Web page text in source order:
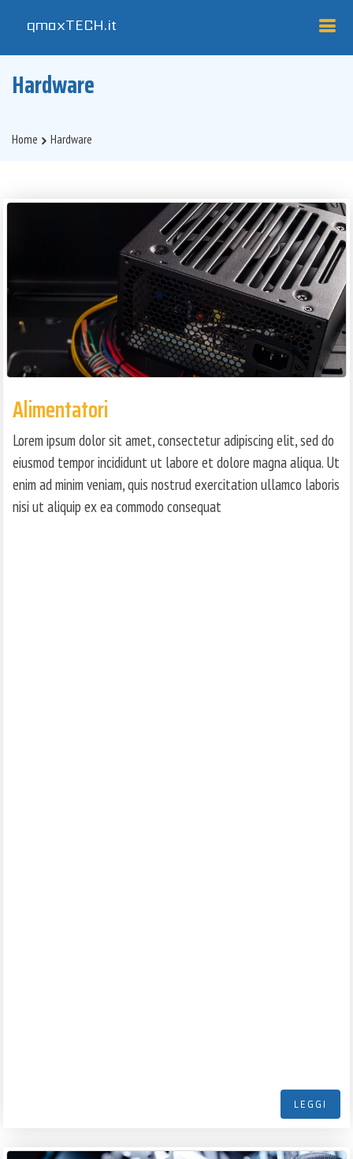
qmaxTECH.it
Hardware
Home Hardware
Alimentatori
Lorem ipsum dolor sit amet, consectetur adipiscing elit, sed do
eiusmod tempor incididunt ut labore et dolore magna aliqua. Ut
enim ad minim veniam, quis nostrud exercitation ullamco laboris
nisi ut aliquip ex ea commodo consequat
LEGGI